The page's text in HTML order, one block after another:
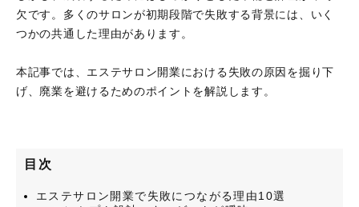
欠です。多くのサロンが初期段階で失敗する背景には、いく
つかの共通した理由があります。
本記事では、エステサロン開業における失敗の原因を掘り下
げ、廃業を避けるためのポイントを解説します。
目次
エステサロン開業で失敗につながる理由10選